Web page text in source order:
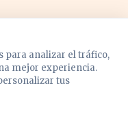
para analizar el tráfico,
mejor experiencia.
tus